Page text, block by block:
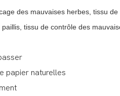
des mauvaises herbes, tissu
tissu de contrôle des
papier naturelles